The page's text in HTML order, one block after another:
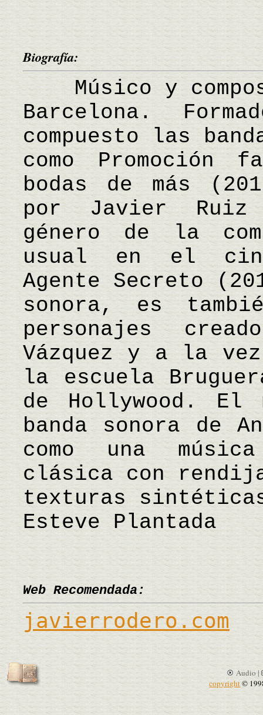
Biografía:
Músico y
Barcelona.
compuesto las
como Promoción
bodas de más
por Javier Ruiz
género de la
usual en el
Agente Secreto
sonora, es
personajes
Vázquez y a la
la escuela
de Hollywood. El
banda sonora de
como una
clásica con
texturas
Esteve Plantada
Web Recomendada:
javierrodero.com
Audio |
copyright©